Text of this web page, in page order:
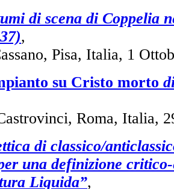
di scena di Coppelia
,
Pisa, Italia, 1
su Cristo morto
Roma, Italia,
di classico/
una definizione
Liquida”,